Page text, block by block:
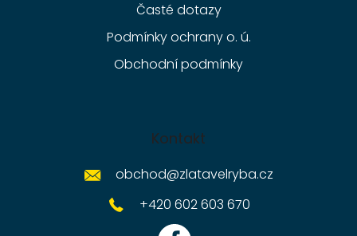
Časté dotazy
Podmínky ochrany o. ú.
Obchodní podmínky
Kontakt
obchod@zlatavelryba.cz
+420 602 603 670